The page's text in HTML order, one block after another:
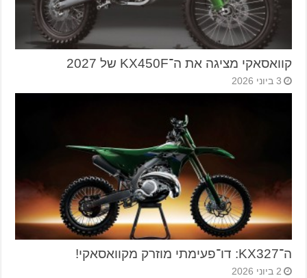
קוואסאקי מציגה את ה־KX450F של 2027
3 ביוני 2026
ה־KX327: דו־פעימתי מוזרק מקוואסאקי!
2 ביוני 2026